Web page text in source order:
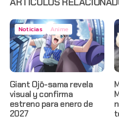
Noticias Anime
Giant Ojō-sama revela
visual y confirma
estreno para enero de
2027